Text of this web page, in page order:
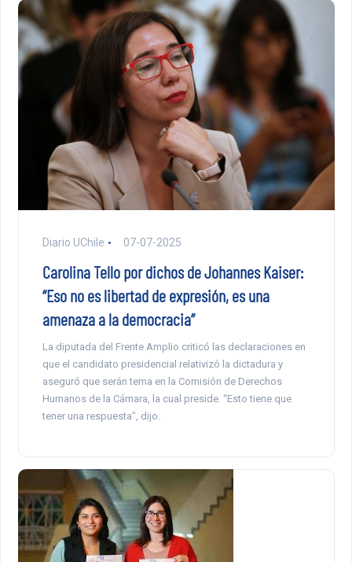
Diario UChile 07-07-2025
Carolina Tello por dichos de Johannes Kaiser:
“Eso no es libertad de expresión, es una
amenaza a la democracia”
La diputada del Frente Amplio criticó las declaraciones en
que el candidato presidencial relativizó la dictadura y
aseguró que serán tema en la Comisión de Derechos
Humanos de la Cámara, la cual preside. “Esto tiene que
tener una respuesta”, dijo.